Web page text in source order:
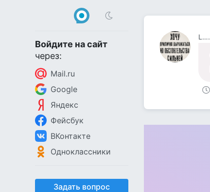
Войдите на сайт
через:
Mail.ru
Google
Яндекс
Фейсбук
ВКонтакте
Одноклассники
Задать вопрос
L….